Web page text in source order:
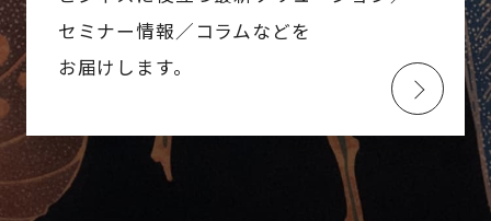
セミナー情報／コラムなどを
お届けします。